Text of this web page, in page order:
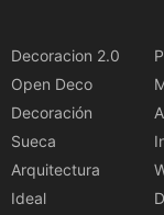
Decoracion 2.0
Open Deco
Decoración
Sueca
Arquitectura
Ideal